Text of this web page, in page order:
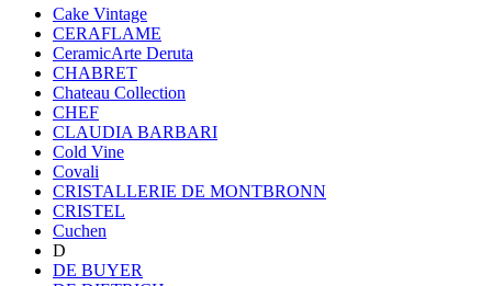
Cake Vintage
CERAFLAME
CeramicArte Deruta
CHABRET
Chateau Collection
CHEF
CLAUDIA BARBARI
Cold Vine
Covali
CRISTALLERIE DE MONTBRONN
CRISTEL
Cuchen
D
DE BUYER